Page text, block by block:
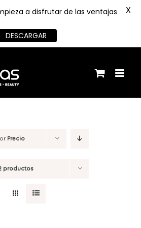
Precio
productos
a disfrutar de las ventajas
DESCARGAR
X